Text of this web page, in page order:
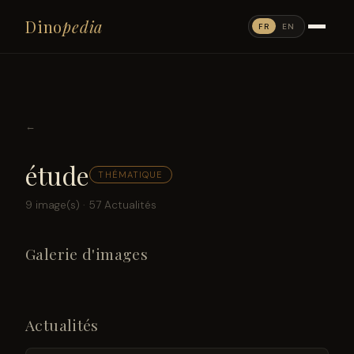
Dinopedia FR EN
←
étude THÉMATIQUE
9 image(s) · 57 Actualités
Galerie d'images
Actualités